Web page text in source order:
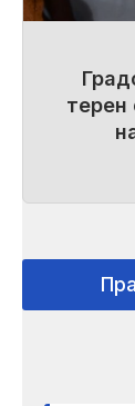
терен